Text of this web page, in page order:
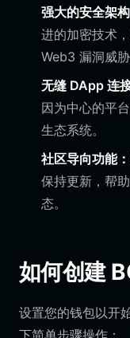
强大的安全架构
进的加密技术
Web3 漏洞威胁
无缝 DApp 连
因为中心的平
生态系统。
社区导向功能：
保持更新，帮
态。
如何创建
设置您的钱包以开
下简单步骤操作：